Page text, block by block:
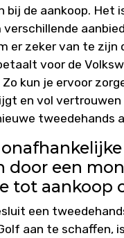
bij de aankoop. Het
verschillende
er zeker van te zijn
voor de
kun je ervoor
en vol vertrouwen
tweedehands
door een
tot aankoop
een
aan te schaffen,